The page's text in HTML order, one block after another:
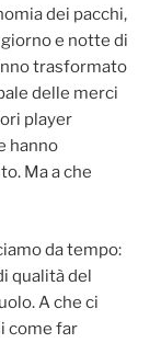
dei pacchi,
e notte di
trasformato
delle merci
player
hanno
Ma a che
da tempo:
qualità del
A che ci
come far